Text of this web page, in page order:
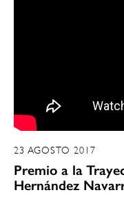
23 AGOSTO 2017
Premio a la
Hernández